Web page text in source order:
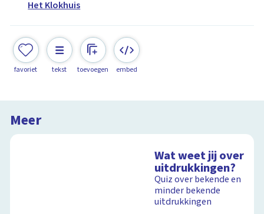
Het Klokhuis
favoriet tekst toevoegen embed
Meer
Wat weet jij over
uitdrukkingen?
Quiz over bekende en
minder bekende
uitdrukkingen